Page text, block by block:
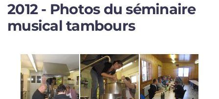
2012 - Photos du séminaire
musical tambours